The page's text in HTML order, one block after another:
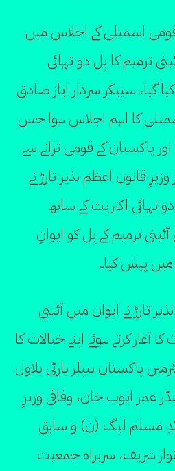
اسمبلی کے اجلاس میں
ترمیم کا بِل دو تہائی
گیا، سپیکر سردار ایاز صادق
کا اہم اجلاس ہوا جس
پاکستان کے قومی ترانے سے
قانون اعظم نذیر تارڑ نے
تہائی اکثریت کے ساتھ
والے 26ویں آئینی ترمیم کے بِل کو ایوانِ
پیش کیا۔
تارڑ نے ایوان میں آئینی
آغاز کرتے ہوئے اپنے خیالات کا
پاکستان پیپلز پارٹی بلاول
عمر ایوب خان، وفاقی وزیرِ
مسلم لیگ (ن) و سابق
شریف، سربراہ جمعیت